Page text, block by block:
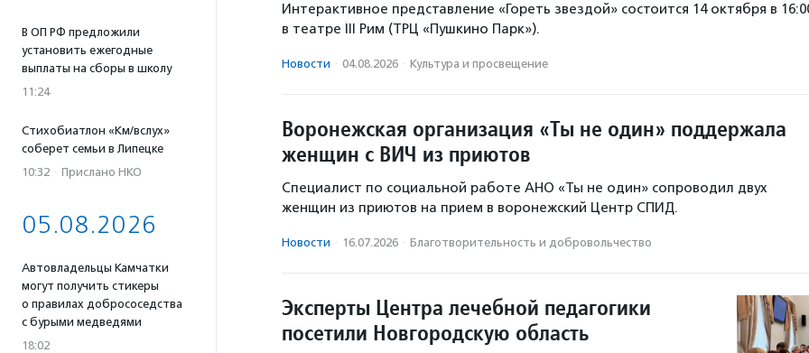
В ОП РФ предложили
установить ежегодные
выплаты на сборы в школу
11:24
Стихобиатлон «Км/вслух»
соберет семьи в Липецке
10:32 · Прислано НКО
05.08.2026
Автовладельцы Камчатки
могут получить стикеры
о правилах добрососедства
с бурыми медведями
18:02
Интерактивное представление «Гореть звездой» состоится 14 октября в
в театре III Рим (ТРЦ «Пушкино Парк»).
Новости · 04.08.2026 · Культура и просвещение
Воронежская организация «Ты не один» поддержала
женщин с ВИЧ из приютов
Специалист по социальной работе АНО «Ты не один» сопроводил двух
женщин из приютов на прием в воронежский Центр СПИД.
Новости · 16.07.2026 · Благотвори­тель­ность и доброволь­чест­во
Эксперты Центра лечебной педагогики
посетили Новгородскую область